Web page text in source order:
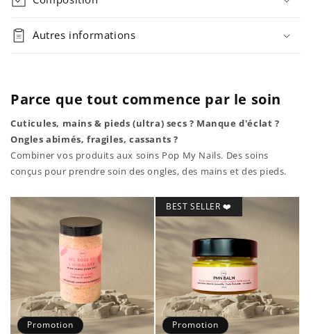
Autres informations
Parce que tout commence par le soin
Cuticules, mains & pieds (ultra) secs ? Manque d'éclat ?
Ongles abimés, fragiles, cassants ?
Combiner vos produits aux soins Pop My Nails. Des soins
conçus pour prendre soin des ongles, des mains et des pieds.
Promotion
BEST SELLER ❤️
Promotion